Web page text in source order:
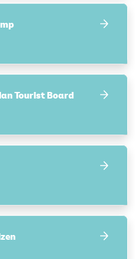
Tourist Board